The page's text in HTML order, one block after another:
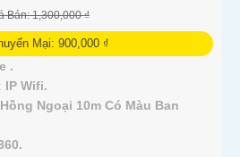
Bán: 1,300,000 ₫
Mại: 900,000 ₫
.
IP Wifi.
Hồng Ngoại 10m Có Màu Ban